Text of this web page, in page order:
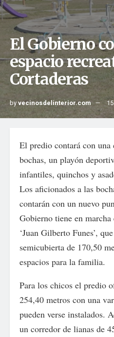
El Gobierno
espacio
Cortaderas
byvecinosdelinterior.com
El predio contará con una
bochas, un playón
infantiles, quinchos y
Los aficionados a las
contarán con un nuevo
Gobierno tiene en
‘Juan Gilberto Funes’,
semicubierta de 170,50
espacios para la familia.
Para los chicos el predio
254,40 metros con una
pueden verse instalados.
un corredor de lianas de